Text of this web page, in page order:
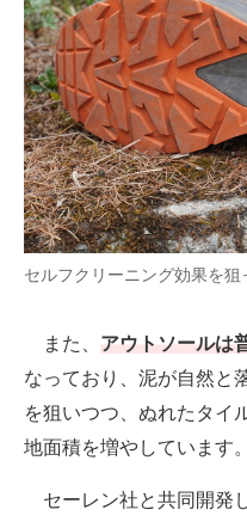
セルフクリーニング効果を
また、 アウトソールは
なっており、泥が自然と
を狙いつつ、ぬれたタイ
地面積を増やしています。
セーレン社と共同開発